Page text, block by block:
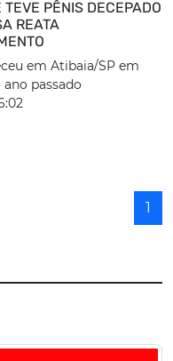
TEVE PÊNIS DECEPADO
REATA
em Atibaia/SP em
passado
1